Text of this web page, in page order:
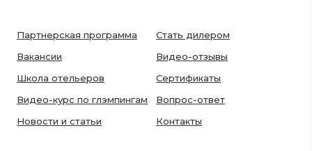
Партнерская программа
Вакансии
Школа отельеров
Видео-курс по глэмпингам
Новости и статьи
Стать дилером
Видео-отзывы
Сертификаты
Вопрос-ответ
Контакты